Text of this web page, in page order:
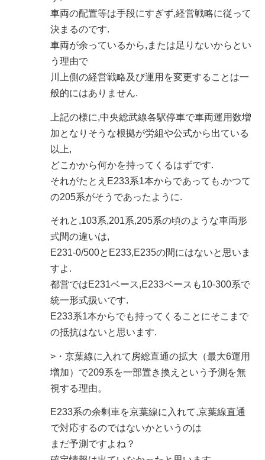
車両の配置等は手段にすぎず,経営戦略に従って
決まるのです.
車両が余っているから,または足りないからとい
う理由で
川上側の経営戦略及び運用を変更することは一
般的にはありません.
上記の様に,中央総武線各駅停車で車両運用数増
加となりそうな根拠が労組や公式から出ている
以上,
どこかから何かを持ってくるはずです.
それがたとえE233系1本からであっても.かつて
の205系がそうであったように.
それと,103系,201系,205系の頃のような車両形
式間の違いは,
E231-0/500とE233,E235の間にはないと思いま
すよ.
都営ではE231ベース,E233ベースも10-300系で
統一形式扱いです.
E233系1本からでも持ってくることにそこまで
の抵抗はないと思います.
>・京葉線に入れて房総直通の拡大（最大6運用
増加）で209系を一部置き換えという予測を無
視する理由。
E233系の余剰車を京葉線に入れて,京葉線直通
で対応するのではないかというのは
まだ予測ですよね？